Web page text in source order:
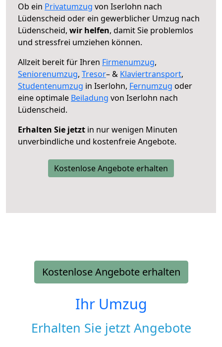
Ob ein Privatumzug von Iserlohn nach
Lüdenscheid oder ein gewerblicher Umzug nach
Lüdenscheid, wir helfen, damit Sie problemlos
und stressfrei umziehen können.
Allzeit bereit für Ihren Firmenumzug,
Seniorenumzug, Tresor– & Klaviertransport,
Studentenumzug in Iserlohn, Fernumzug oder
eine optimale Beiladung von Iserlohn nach
Lüdenscheid.
Erhalten Sie jetzt in nur wenigen Minuten
unverbindliche und kostenfreie Angebote.
Kostenlose Angebote erhalten
Kostenlose Angebote erhalten
Ihr Umzug
Erhalten Sie jetzt Angebote